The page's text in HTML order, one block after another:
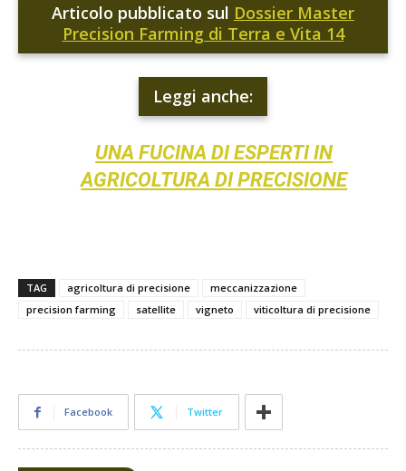
Articolo pubblicato sul Dossier Master
Precision Farming di Terra e Vita 14
Leggi anche:
UNA FUCINA DI ESPERTI IN
AGRICOLTURA DI PRECISIONE
TAG agricoltura di precisione
meccanizzazione
precision farming
satellite vigneto viticoltura di precisione
Facebook Twitter